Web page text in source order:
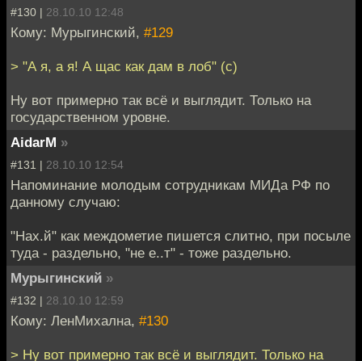
#130 | 28.10.10 12:48
Кому: Мурыгинский, #129
> "А я, а я! А щас как дам в лоб" (c)
Ну вот примерно так всё и выглядит. Только на
государственном уровне.
AidarM »
#131 | 28.10.10 12:54
Напоминание молодым сотрудникам МИДа РФ по
данному случаю:
"Нах.й" как междометие пишется слитно, при посыле
туда - раздельно, "не е..т" - тоже раздельно.
Мурыгинский »
#132 | 28.10.10 12:59
Кому: ЛенМихална, #130
> Ну вот примерно так всё и выглядит. Только на